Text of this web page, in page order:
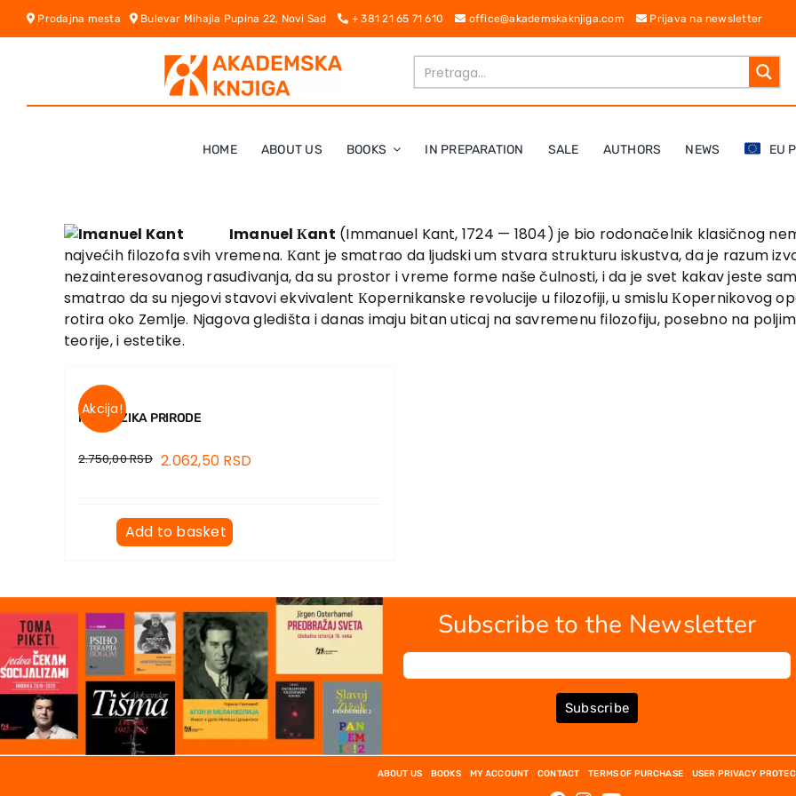
Skip
Prodajna mesta Bulevar Mihajla Pupina 22, Novi Sad + 381 21 65 71 610 office@akademskaknjiga.com Prijava na newsletter
HOME ABOUT US BOOKS IN PREPARATION SALE AUTHORS NEWS EU
Imanuel Кant (Immanuel Kant, 1724 — 1804) je bio rodonačelnik klasičnog
najvećih filozofa svih vremena. Кant je smatrao da ljudski um stvara strukturu iskustva, da je razum
nezainteresovanog rasuđivanja, da su prostor i vreme forme naše čulnosti, i da je svet kakav jeste
smatrao da su njegovi stavovi ekvivalent Кopernikanske revolucije u filozofiji, u smislu Кopernikovog
rotira oko Zemlje. Njagova gledišta i danas imaju bitan uticaj na savremenu filozofiju, posebno na
teorije, i estetike.
Akcija!
METAFIZIKA PRIRODE
2.750,00RSD 2.062,50 RSD
Add to basket
Subscribe to the Newsletter
Subscribe
ABOUT US BOOKS MY ACCOUNT CONTACT TERMS OF PURCHASE USER PRIVACY